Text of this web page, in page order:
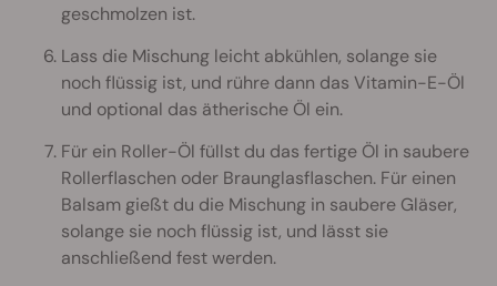
geschmolzen ist.
Lass die Mischung leicht abkühlen, solange sie
noch flüssig ist, und rühre dann das Vitamin-E-Öl
und optional das ätherische Öl ein.
Für ein Roller-Öl füllst du das fertige Öl in saubere
Rollerflaschen oder Braunglasflaschen. Für einen
Balsam gießt du die Mischung in saubere Gläser,
solange sie noch flüssig ist, und lässt sie
anschließend fest werden.